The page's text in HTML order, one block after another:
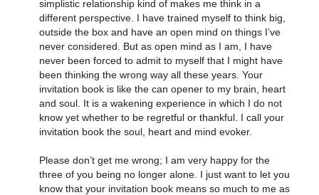
simplistic relationship kind of makes me think in a
different perspective. I have trained myself to think big,
outside the box and have an open mind on things I’ve
never considered. But as open mind as I am, I have
never been forced to admit to myself that I might have
been thinking the wrong way all these years. Your
invitation book is like the can opener to my brain, heart
and soul. It is a wakening experience in which I do not
know yet whether to be regretful or thankful. I call your
invitation book the soul, heart and mind evoker.
Please don’t get me wrong; I am very happy for the
three of you being no longer alone. I just want to let you
know that your invitation book means so much to me as